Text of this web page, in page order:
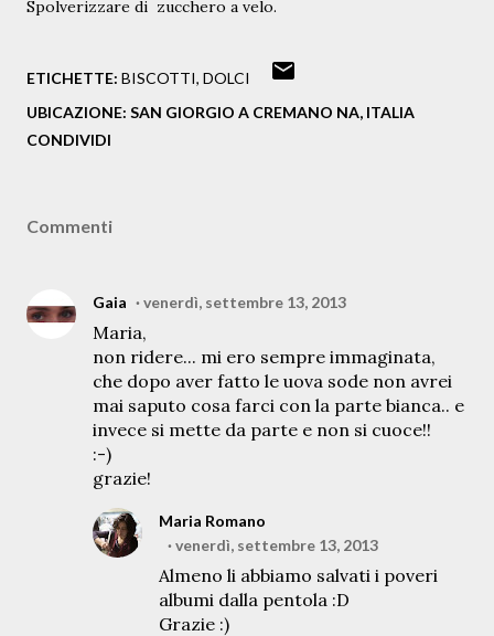
Spolverizzare di zucchero a velo.
ETICHETTE: BISCOTTI DOLCI
UBICAZIONE: SAN GIORGIO A CREMANO NA, ITALIA
CONDIVIDI
Commenti
Gaia venerdì, settembre 13, 2013
Maria,
non ridere... mi ero sempre immaginata,
che dopo aver fatto le uova sode non avrei
mai saputo cosa farci con la parte bianca.. e
invece si mette da parte e non si cuoce!!
:-)
grazie!
Maria Romano
venerdì, settembre 13, 2013
Almeno li abbiamo salvati i poveri
albumi dalla pentola :D
Grazie :)